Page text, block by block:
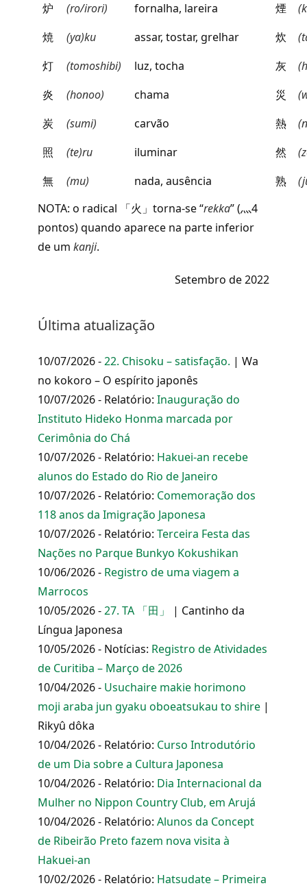
炉
(ro/irori) fornalha, lareira 煙
焼
(ya)ku assar, tostar, grelhar 炊
灯
(tomoshibi) luz, tocha 灰
炎
(honoo) chama 災
炭
(sumi) carvão 熱
照
(te)ru iluminar 然
無
(mu) nada, ausência 熟
NOTA: o radical
「火」 torna-se “rekka” (灬4
pontos) quando aparece na parte inferior
de um kanji.
Setembro de 2022
Última atualização
10/07/2026 -22. Chisoku – satisfação. | Wa
no kokoro – O espírito japonês
10/07/2026 - Relatório: Inauguração do
Instituto Hideko Honma marcada por
Cerimônia do Chá
10/07/2026 - Relatório: Hakuei-an recebe
alunos do Estado do Rio de Janeiro
10/07/2026 - Relatório: Comemoração dos
118 anos da Imigração Japonesa
10/07/2026 - Relatório: Terceira Festa das
Nações no Parque Bunkyo Kokushikan
10/06/2026 - Registro de uma viagem a
Marrocos
10/05/2026 -27. TA 「田」
| Cantinho da
Língua Japonesa
10/05/2026 - Notícias: Registro de Atividades
de Curitiba – Março de 2026
10/04/2026 - Usuchaire makie horimono
moji araba jun gyaku oboeatsukau to shire |
Rikyû dôka
10/04/2026 - Relatório: Curso Introdutório
de um Dia sobre a Cultura Japonesa
10/04/2026 - Relatório: Dia Internacional da
Mulher no Nippon Country Club, em Arujá
10/04/2026 - Relatório: Alunos da Concept
de Ribeirão Preto fazem nova visita à
Hakuei-an
10/02/2026 - Relatório: Hatsudate – Primeira